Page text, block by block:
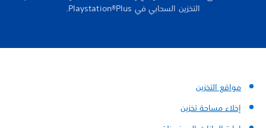
التخزين السحابي في Playstation®Plus.
مواقع التخزين
إخلاء مساحة تخزين